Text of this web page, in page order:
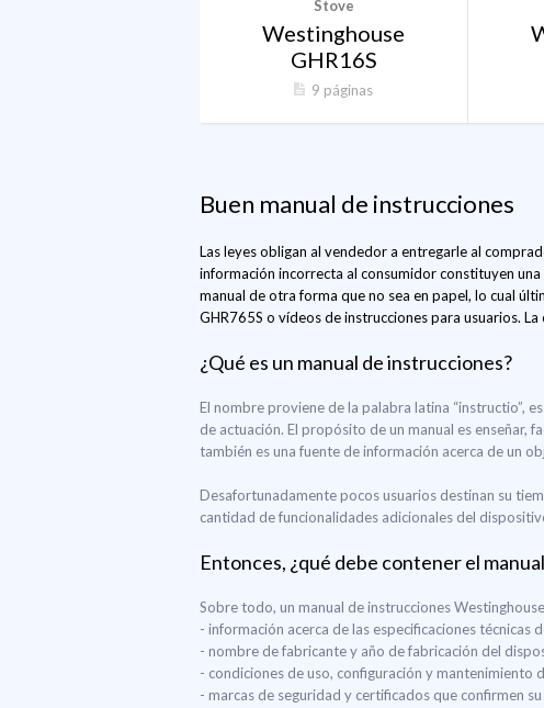
Stove
Westinghouse
GHR16S
9 páginas
Buen manual de instrucciones
Las leyes obligan al vendedor a entregarle al
información incorrecta al consumidor constituyen
manual de otra forma que no sea en papel, lo cual
GHR765S o vídeos de instrucciones para usuarios.
¿Qué es un manual de instrucciones?
El nombre proviene de la palabra latina “instructio”,
de actuación. El propósito de un manual es enseñar,
también es una fuente de información acerca de un
Desafortunadamente pocos usuarios destinan su
cantidad de funcionalidades adicionales del
Entonces, ¿qué debe contener el
Sobre todo, un manual de instrucciones
- información acerca de las especificaciones técnicas
- nombre de fabricante y año de fabricación del
- condiciones de uso, configuración y mantenimiento
- marcas de seguridad y certificados que confirmen